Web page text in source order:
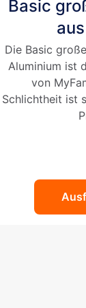
Basic
Die Basic
Aluminium ist
von
Schlichtheit ist